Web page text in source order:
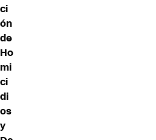
ci
ón
de
Ho
mi
ci
di
os
y